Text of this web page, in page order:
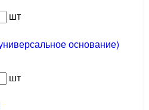
шт
основание)
шт